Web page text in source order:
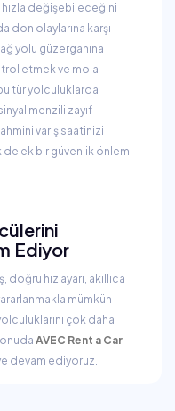
hızla değişebileceğini
don olaylarına karşı
yolu güzergahına
etmek ve mola
tür yolculuklarda
menzili zayıf
varış saatinizi
ek bir güvenlik önlemi
Ediyor
doğru hız ayarı, akıllıca
mümkün
çok daha
AVEC Rent a Car
devam ediyoruz.